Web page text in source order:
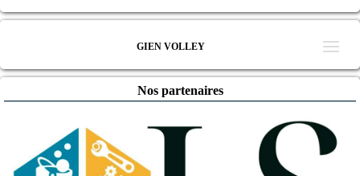
GIEN VOLLEY
Nos partenaires